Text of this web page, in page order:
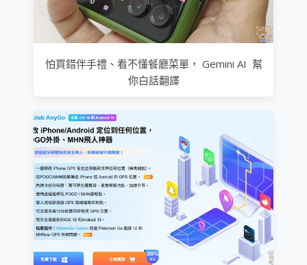
怕買錯伴手禮、看不懂餐廳菜單， Gemini AI 幫
你白話翻譯